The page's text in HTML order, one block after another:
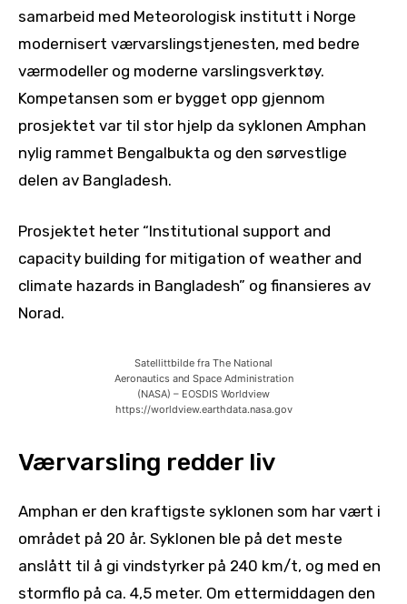
samarbeid med Meteorologisk institutt i Norge
modernisert værvarslingstjenesten, med bedre
værmodeller og moderne varslingsverktøy.
Kompetansen som er bygget opp gjennom
prosjektet var til stor hjelp da syklonen Amphan
nylig rammet Bengalbukta og den sørvestlige
delen av Bangladesh.
Prosjektet heter “Institutional support and
capacity building for mitigation of weather and
climate hazards in Bangladesh” og finansieres av
Norad.
Satellittbilde fra The National
Aeronautics and Space Administration
(NASA) – EOSDIS Worldview
https://worldview.earthdata.nasa.gov
Værvarsling redder liv
Amphan er den kraftigste syklonen som har vært i
området på 20 år. Syklonen ble på det meste
anslått til å gi vindstyrker på 240 km/t, og med en
stormflo på ca. 4,5 meter. Om ettermiddagen den